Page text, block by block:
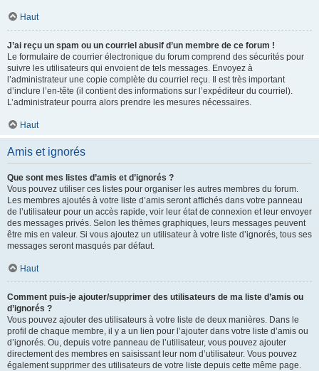
Haut
J’ai reçu un spam ou un courriel abusif d’un membre de ce forum !
Le formulaire de courrier électronique du forum comprend des sécurités pour
suivre les utilisateurs qui envoient de tels messages. Envoyez à
l’administrateur une copie complète du courriel reçu. Il est très important
d’inclure l’en-tête (il contient des informations sur l’expéditeur du courriel).
L’administrateur pourra alors prendre les mesures nécessaires.
Haut
Amis et ignorés
Que sont mes listes d’amis et d’ignorés ?
Vous pouvez utiliser ces listes pour organiser les autres membres du forum.
Les membres ajoutés à votre liste d’amis seront affichés dans votre panneau
de l’utilisateur pour un accès rapide, voir leur état de connexion et leur envoyer
des messages privés. Selon les thèmes graphiques, leurs messages peuvent
être mis en valeur. Si vous ajoutez un utilisateur à votre liste d’ignorés, tous ses
messages seront masqués par défaut.
Haut
Comment puis-je ajouter/supprimer des utilisateurs de ma liste d’amis ou
d’ignorés ?
Vous pouvez ajouter des utilisateurs à votre liste de deux manières. Dans le
profil de chaque membre, il y a un lien pour l’ajouter dans votre liste d’amis ou
d’ignorés. Ou, depuis votre panneau de l’utilisateur, vous pouvez ajouter
directement des membres en saisissant leur nom d’utilisateur. Vous pouvez
également supprimer des utilisateurs de votre liste depuis cette même page.